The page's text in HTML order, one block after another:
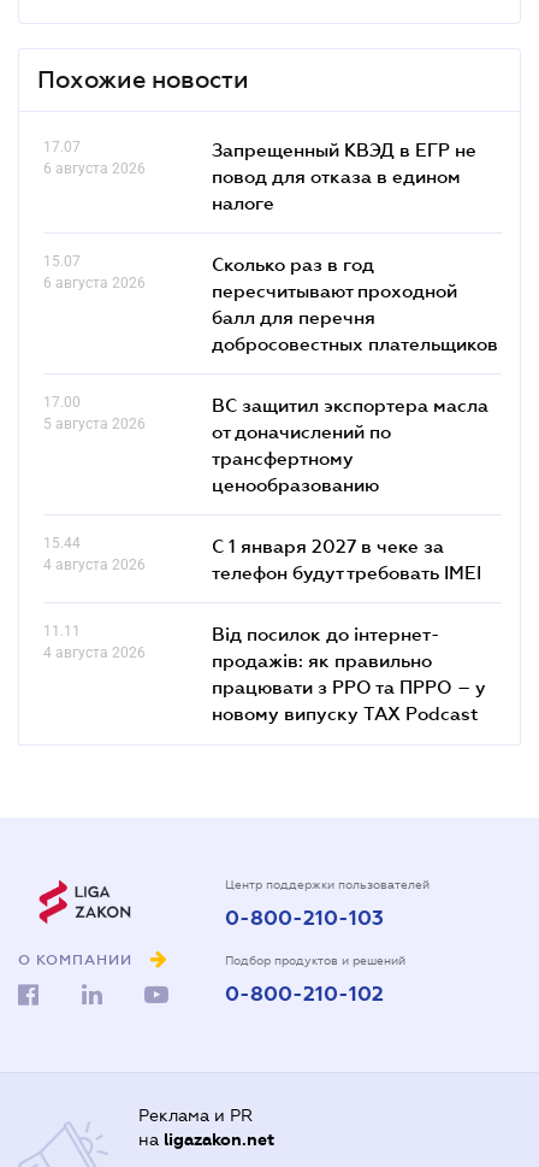
Похожие новости
17.07
6 августа 2026
Запрещенный КВЭД в ЕГР не
повод для отказа в едином
налоге
15.07
6 августа 2026
Сколько раз в год
пересчитывают проходной
балл для перечня
добросовестных плательщиков
17.00
5 августа 2026
ВС защитил экспортера масла
от доначислений по
трансфертному
ценообразованию
15.44
4 августа 2026
С 1 января 2027 в чеке за
телефон будут требовать IMEI
11.11
4 августа 2026
Від посилок до інтернет-
продажів: як правильно
працювати з РРО та ПРРО – у
новому випуску TAX Podcast
О КОМПАНИИ
Центр поддержки пользователей
0-800-210-103
Подбор продуктов и решений
0-800-210-102
Реклама и PR
на ligazakon.net